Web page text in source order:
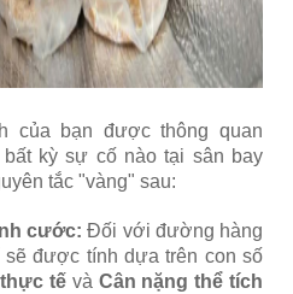
của bạn được thông quan
kỳ sự cố nào tại sân bay
tắc "vàng" sau:
cước: Đối với đường hàng
sẽ được tính dựa trên con số
tếvà Cân nặng thể tích